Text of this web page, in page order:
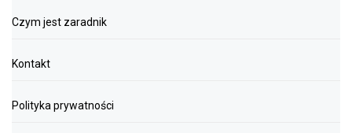
Czym jest zaradnik
Kontakt
Polityka prywatności